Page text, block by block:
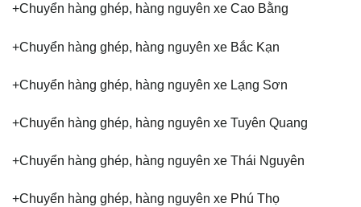
+Chuyển hàng ghép, hàng nguyên xe Cao Bằng
+Chuyển hàng ghép, hàng nguyên xe Bắc Kạn
+Chuyển hàng ghép, hàng nguyên xe Lạng Sơn
+Chuyển hàng ghép, hàng nguyên xe Tuyên Quang
+Chuyển hàng ghép, hàng nguyên xe Thái Nguyên
+Chuyển hàng ghép, hàng nguyên xe Phú Thọ